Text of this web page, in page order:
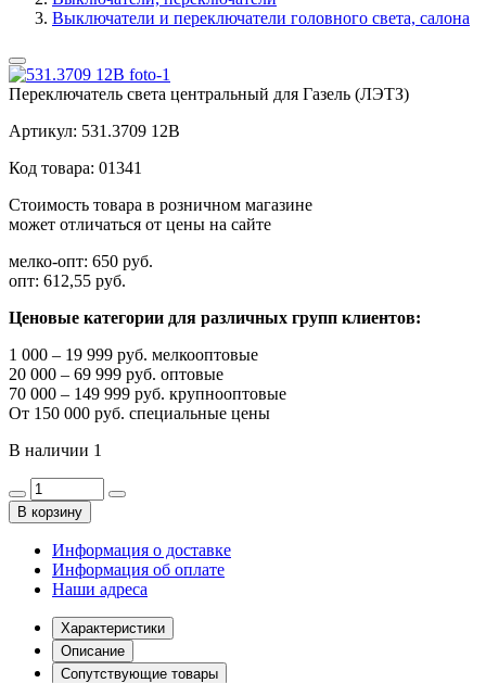
Выключатели и переключатели головного света, салона
Переключатель света центральный для Газель (ЛЭТЗ)
Артикул: 531.3709 12В
Код товара: 01341
Стоимость товара в розничном магазине
может отличаться от цены на сайте
мелко-опт: 650 руб.
опт: 612,55 руб.
Ценовые категории для различных групп клиентов:
1 000 – 19 999 руб. мелкооптовые
20 000 – 69 999 руб. оптовые
70 000 – 149 999 руб. крупнооптовые
От 150 000 руб. специальные цены
В наличии 1
В корзину
Информация о доставке
Информация об оплате
Наши адреса
Характеристики
Описание
Сопутствующие товары